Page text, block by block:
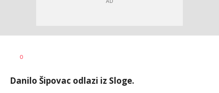
AUTOR
0
Danilo Šipovac odlazi iz Sloge.